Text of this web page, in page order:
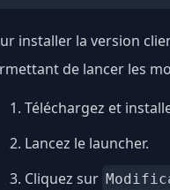
installer la version
de lancer les
Téléchargez et
Lancez le launcher.
Cliquez sur